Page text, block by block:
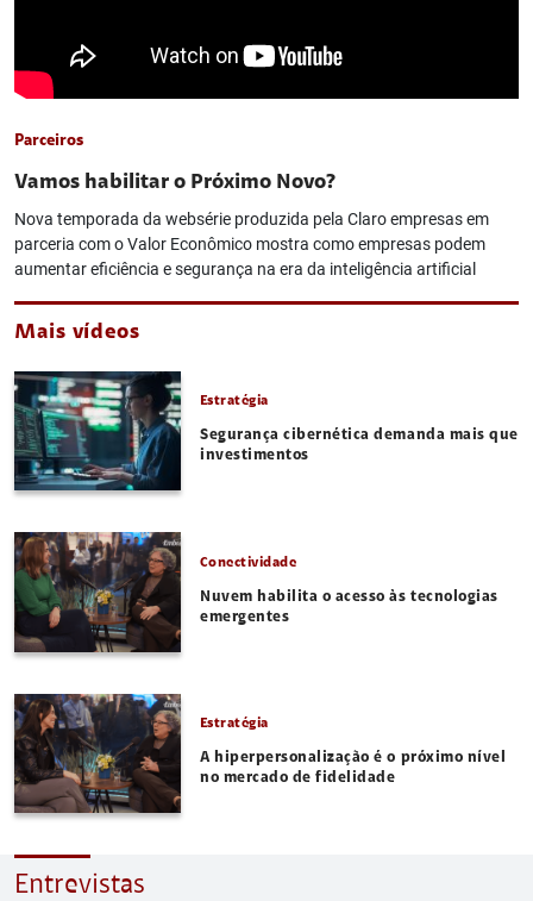
Parceiros
Vamos habilitar o Próximo Novo?
Nova temporada da websérie produzida pela Claro empresas em
parceria com o Valor Econômico mostra como empresas podem
aumentar eficiência e segurança na era da inteligência artificial
Mais vídeos
Estratégia
Segurança cibernética demanda mais que
investimentos
Conectividade
Nuvem habilita o acesso às tecnologias
emergentes
Estratégia
A hiperpersonalização é o próximo nível
no mercado de fidelidade
Entrevistas